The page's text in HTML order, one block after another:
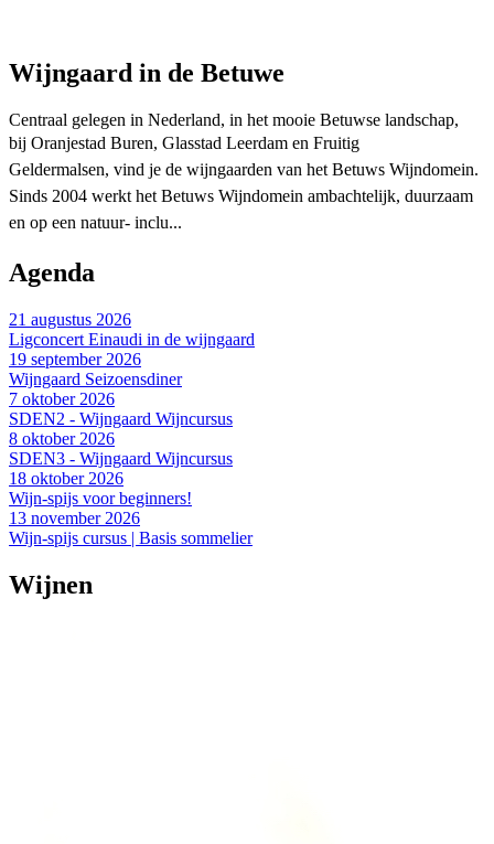
Wijngaard in de Betuwe
Centraal gelegen in Nederland, in het mooie Betuwse landschap,
bij Oranjestad Buren, Glasstad Leerdam en Fruitig
Geldermalsen, vind je de wijngaarden van het Betuws Wijndomein.
Sinds 2004 werkt het Betuws Wijndomein ambachtelijk, duurzaam
en op een natuur- inclu...
Agenda
21 augustus 2026
Ligconcert Einaudi in de wijngaard
19 september 2026
Wijngaard Seizoensdiner
7 oktober 2026
SDEN2 - Wijngaard Wijncursus
8 oktober 2026
SDEN3 - Wijngaard Wijncursus
18 oktober 2026
Wijn-spijs voor beginners!
13 november 2026
Wijn-spijs cursus | Basis sommelier
Wijnen